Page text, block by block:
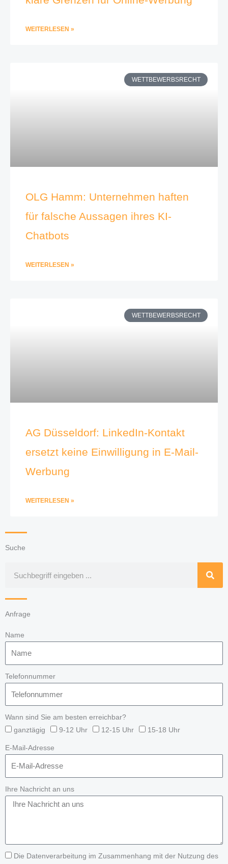
WEITERLESEN »
WETTBEWERBSRECHT
OLG Hamm: Unternehmen haften
für falsche Aussagen ihres KI-
Chatbots
WEITERLESEN »
WETTBEWERBSRECHT
AG Düsseldorf: LinkedIn-Kontakt
ersetzt keine Einwilligung in E-Mail-
Werbung
WEITERLESEN »
Suche
Anfrage
Name
Telefonnummer
Wann sind Sie am besten erreichbar?
ganztägig
9-12 Uhr 12-15 Uhr 15-18 Uhr
E-Mail-Adresse
Ihre Nachricht an uns
Die Datenverarbeitung im Zusammenhang mit der Nutzung des